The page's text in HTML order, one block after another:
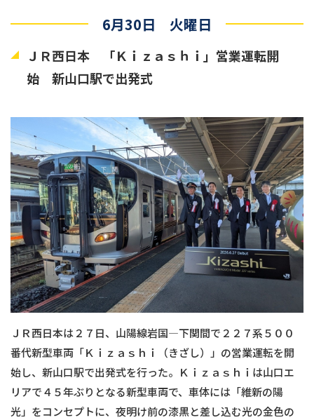
6月30日 火曜日
ＪＲ西日本 「Ｋｉｚａｓｈｉ」営業運転開
始 新山口駅で出発式
ＪＲ西日本は２７日、山陽線岩国―下関間で２２７系５００
番代新型車両「Ｋｉｚａｓｈｉ（きざし）」の営業運転を開
始し、新山口駅で出発式を行った。Ｋｉｚａｓｈｉは山口エ
リアで４５年ぶりとなる新型車両で、車体には「維新の陽
光」をコンセプトに、夜明け前の漆黒と差し込む光の金色の